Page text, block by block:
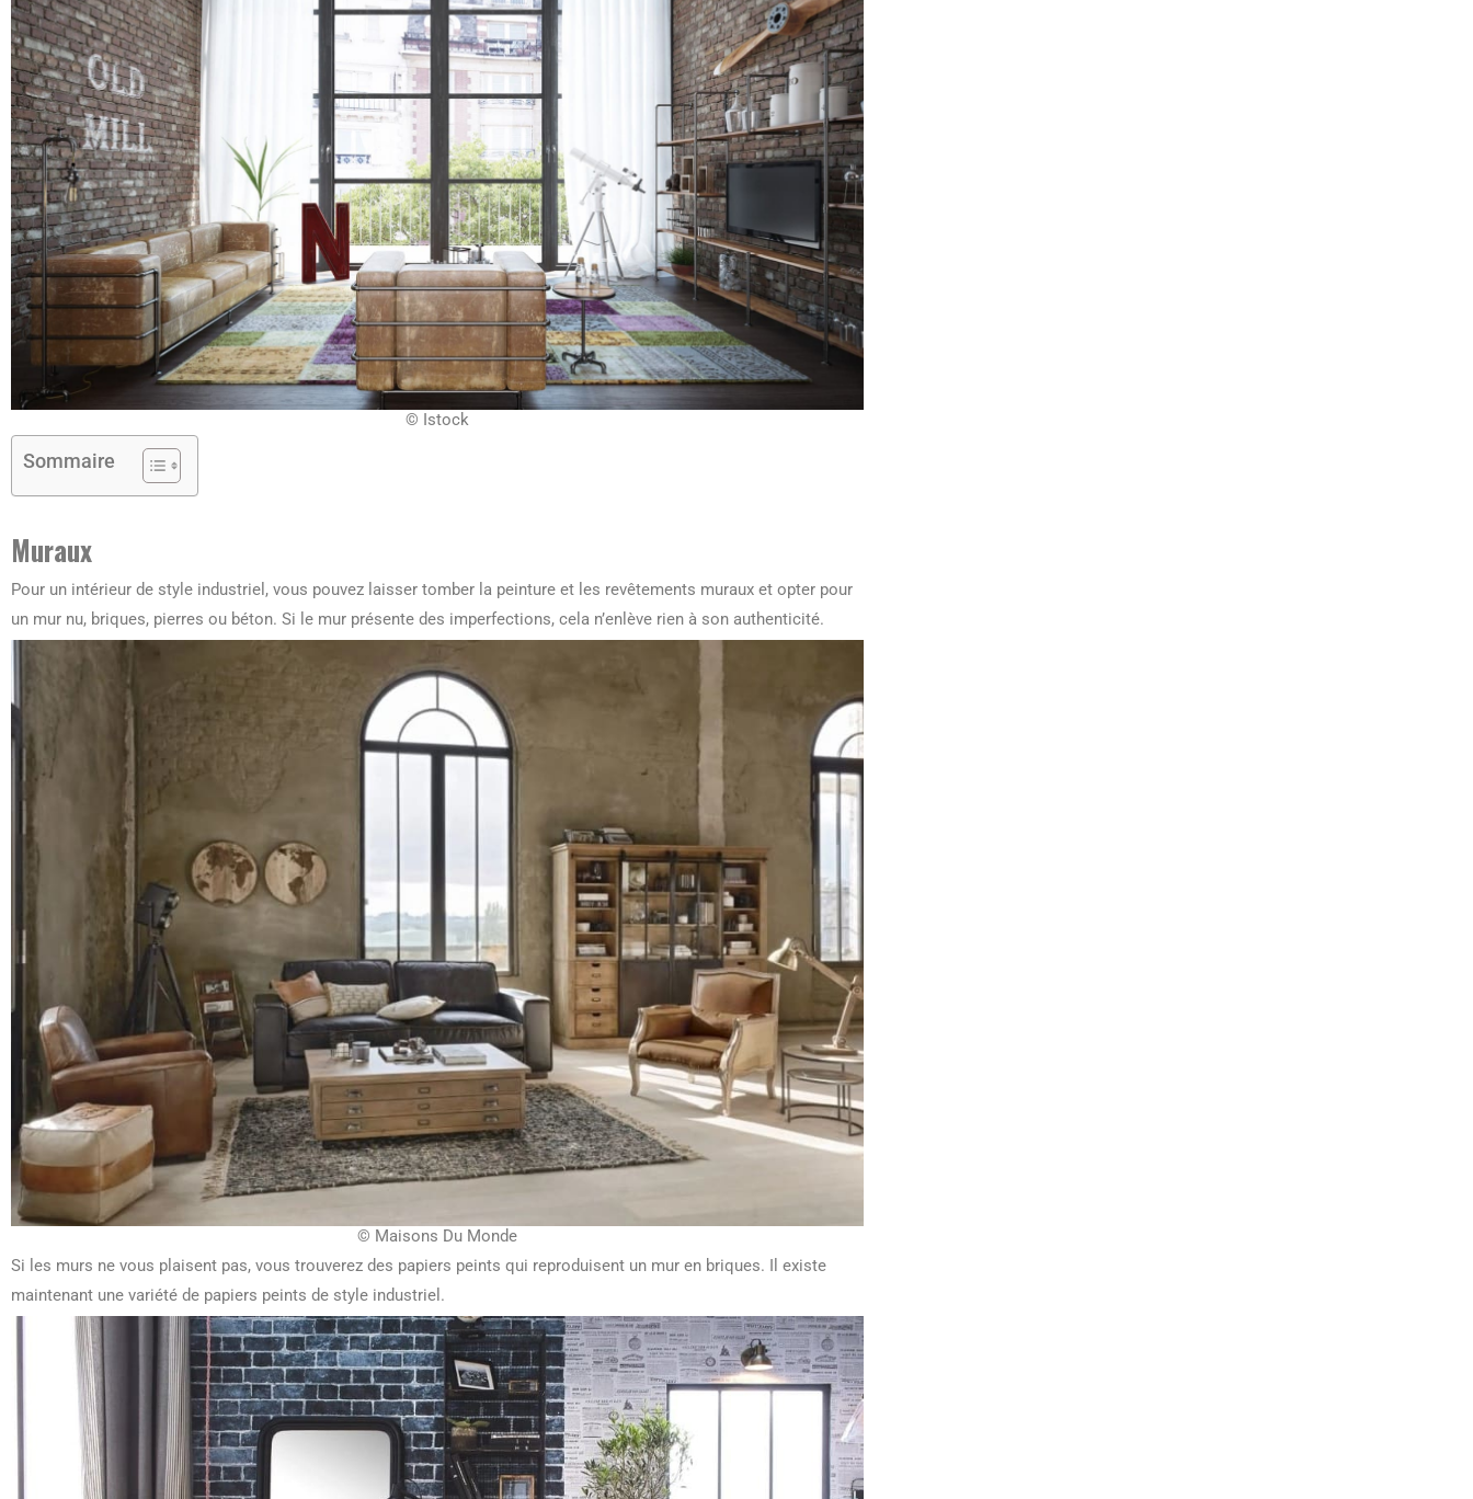
© Istock
Sommaire
Muraux
Pour un intérieur de style industriel, vous pouvez laisser tomber la peinture et les revêtements muraux et opter pour
un mur nu, briques, pierres ou béton. Si le mur présente des imperfections, cela n’enlève rien à son authenticité.
© Maisons Du Monde
Si les murs ne vous plaisent pas, vous trouverez des papiers peints qui reproduisent un mur en briques. Il existe
maintenant une variété de papiers peints de style industriel.